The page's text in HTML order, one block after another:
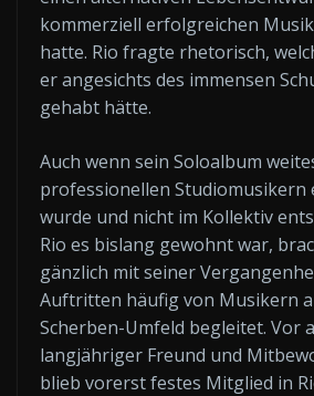
kommerziell erfolgreichen
hatte. Rio fragte rhetorisch,
er angesichts des immensen
gehabt hätte.
Auch wenn sein Soloalbum
professionellen Studiomusikern
wurde und nicht im Kollektiv
Rio es bislang gewohnt war,
gänzlich mit seiner
Auftritten häufig von Musikern
Scherben-Umfeld begleitet. Vor
langjähriger Freund und
blieb vorerst festes Mitglied in